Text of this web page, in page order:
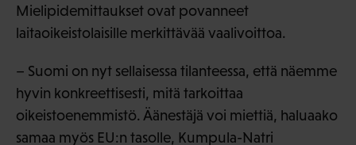
Mielipidemittaukset ovat povanneet
laitaoikeistolaisille merkittävää vaalivoittoa.
– Suomi on nyt sellaisessa tilanteessa, että näemme
hyvin konkreettisesti, mitä tarkoittaa
oikeistoenemmistö. Äänestäjä voi miettiä, haluaako
samaa myös EU:n tasolle, Kumpula-Natri